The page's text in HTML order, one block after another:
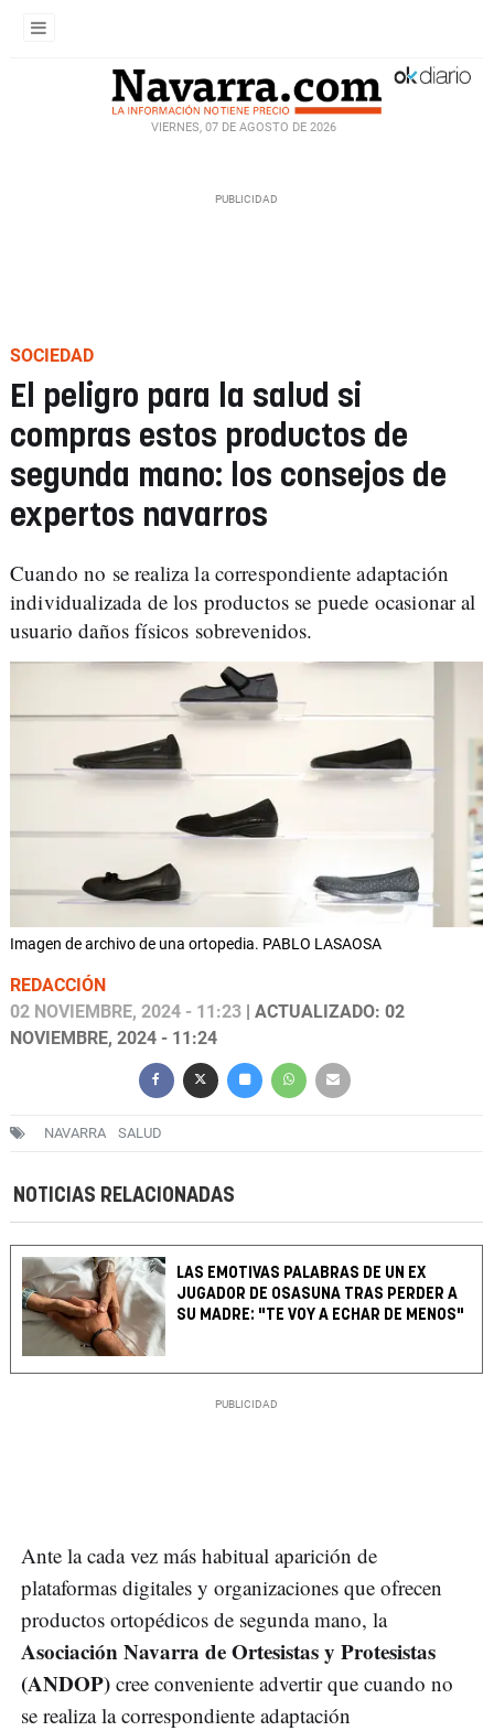
VIERNES, 07 DE AGOSTO DE 2026
SOCIEDAD
El peligro para la salud si
compras estos productos de
segunda mano: los consejos de
expertos navarros
Cuando no se realiza la correspondiente adaptación
individualizada de los productos se puede ocasionar al
usuario daños físicos sobrevenidos.
Imagen de archivo de una ortopedia. PABLO LASAOSA
REDACCIÓN
02 NOVIEMBRE, 2024 - 11:23 | ACTUALIZADO: 02
NOVIEMBRE, 2024 - 11:24
NAVARRA SALUD
NOTICIAS RELACIONADAS
LAS EMOTIVAS PALABRAS DE UN EX
JUGADOR DE OSASUNA TRAS PERDER A
SU MADRE: "TE VOY A ECHAR DE MENOS"
Ante la cada vez más habitual aparición de
plataformas digitales y organizaciones que ofrecen
productos ortopédicos de segunda mano, la
Asociación Navarra de Ortesistas y Protesistas
(ANDOP) cree conveniente advertir que cuando no
se realiza la correspondiente adaptación